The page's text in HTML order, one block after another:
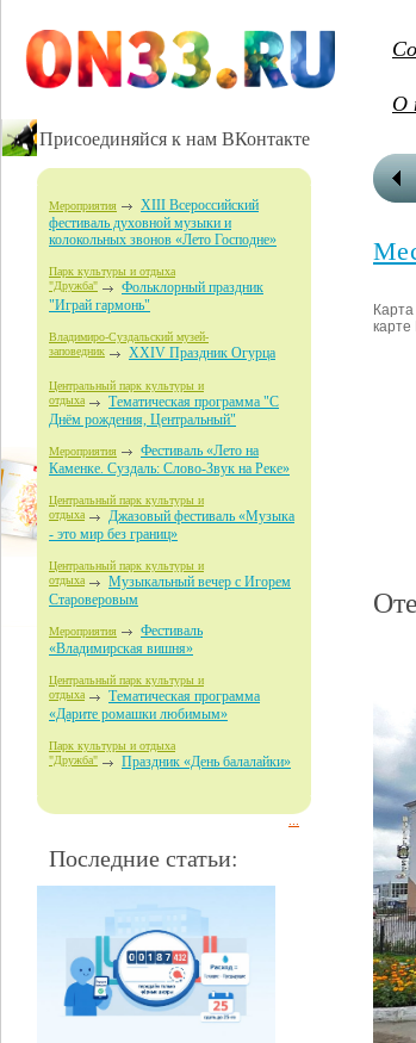
Присоединяйся к нам ВКонтакте
Мероприятия
XIII Всероссийский
фестиваль духовной музыки и
колокольных звонов «Лето Господне»
Парк культуры и отдыха
"Дружба"
Фольклорный праздник
"Играй гармонь"
Владимиро-Суздальский музей-
заповедник XXIV Праздник Огурца
Центральный парк культуры и
отдыха
Тематическая программа "С
Днём рождения, Центральный"
Мероприятия
Фестиваль «Лето на
Каменке. Суздаль: Слово-Звук на Реке»
Центральный парк культуры и
отдыха
Джазовый фестиваль «Музыка
- это мир без границ»
Центральный парк культуры и
отдыха
Музыкальный вечер с Игорем
Староверовым
Мероприятия
Фестиваль
«Владимирская вишня»
Центральный парк культуры и
отдыха
Тематическая программа
«Дарите ромашки любимым»
Парк культуры и отдыха
"Дружба" Праздник «День балалайки»
Последние статьи:
О